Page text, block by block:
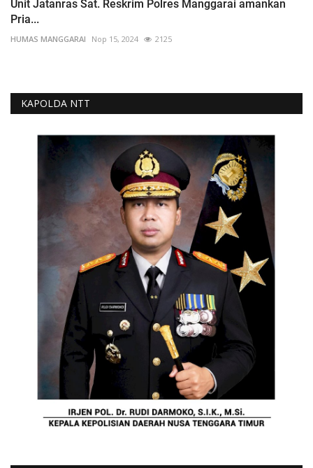
Unit Jatanras Sat. Reskrim Polres Manggarai amankan
Pria...
HUMAS MANGGARAI Nop 15, 2024 2125
KAPOLDA NTT